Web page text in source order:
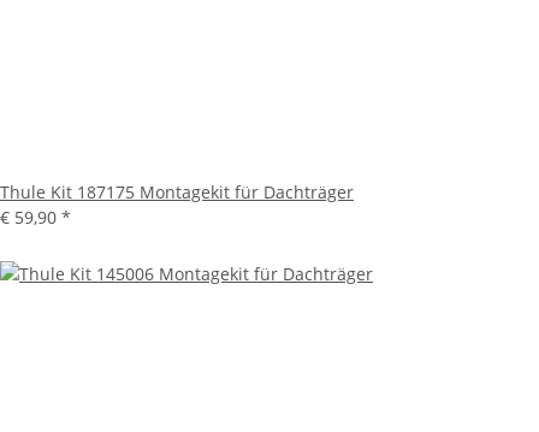
Thule Kit 187175 Montagekit für Dachträger
€ 59,90 *